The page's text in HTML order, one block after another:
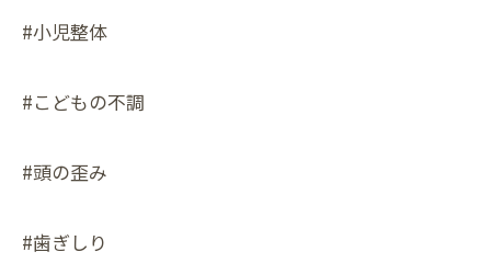
#小児整体
#こどもの不調
#頭の歪み
#歯ぎしり